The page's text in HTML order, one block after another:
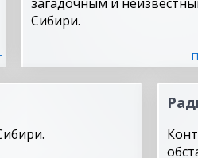
Сибири.